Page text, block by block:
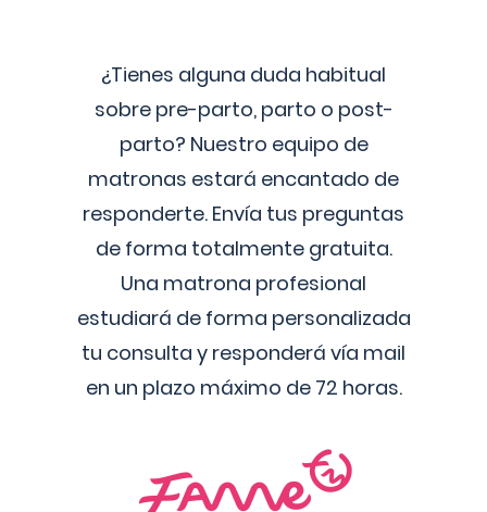
¿Tienes alguna duda habitual
sobre pre-parto, parto o post-
parto? Nuestro equipo de
matronas estará encantado de
responderte. Envía tus preguntas
de forma totalmente gratuita.
Una matrona profesional
estudiará de forma personalizada
tu consulta y responderá vía mail
en un plazo máximo de 72 horas.